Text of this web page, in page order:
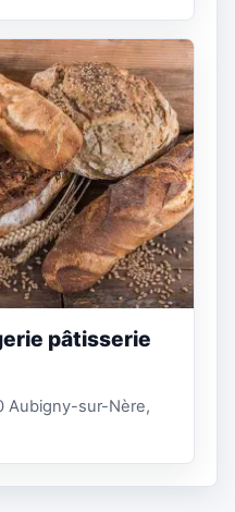
pâtisserie
Aubigny-sur-Nère,